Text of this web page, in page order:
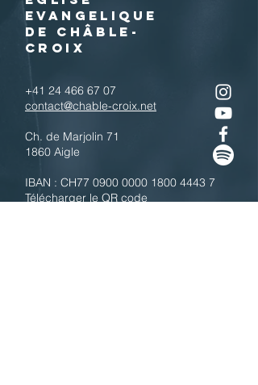
EVANGELIQUE
DE CHÂBLE-
CROIX
+41 24 466 67 07
contact@chable-croix.net
Ch. de Marjolin 71
1860 Aigle
IBAN : CH77 0900 0000 1800 4443 7
Télécharger le QR code